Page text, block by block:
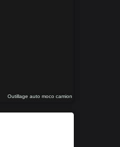
Outillage auto moco camion